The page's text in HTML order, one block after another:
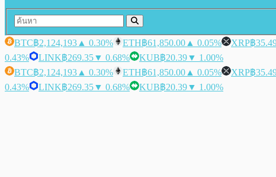
BTC฿2,124,193 ▲ 0.30% ETH฿61,850.00 ▲ 0.05% XRP฿
0.43%
LINK฿269.35▼ 0.68% KUB฿20.39▼ 1.00%
BTC฿2,124,193 ▲ 0.30% ETH฿61,850.00 ▲ 0.05% XRP฿
0.43%
LINK฿269.35▼ 0.68% KUB฿20.39▼ 1.00%